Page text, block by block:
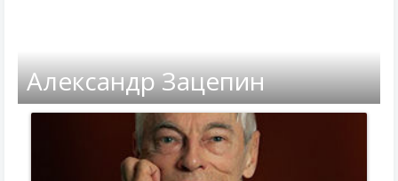
Александр Зацепин